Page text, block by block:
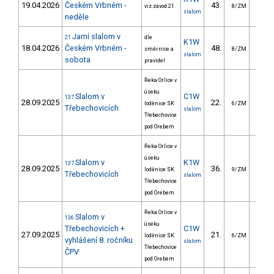
19.04.2026 Českém Vrbném -
neděle
viz závod 21
slalom
43. 8/ZM
18.04.2026
21 Jarní slalom v
Českém Vrbném -
sobota
dle
směrnice a
pravidel
K1W
slalom
48. 8/ZM
28.09.2025
137 Slalom v
Třebechovicích
Řeka Orlice v
úseku
loděnice SK
Třebechovice
pod Orebem
C1W
slalom
22. 6/ZM
28.09.2025
137 Slalom v
Třebechovicích
Řeka Orlice v
úseku
loděnice SK
Třebechovice
pod Orebem
K1W
slalom
36. 9/ZM
27.09.2025
136 Slalom v
Třebechovicích +
vyhlášení 8. ročníku
ČPV
Řeka Orlice v
úseku
loděnice SK
Třebechovice
pod Orebem
C1W
slalom
21. 6/ZM